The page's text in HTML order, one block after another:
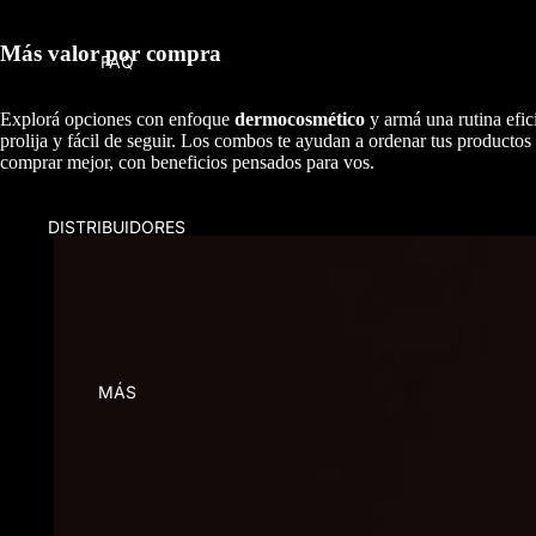
FAQ
DISTRIBUIDORES
MÁS
Más valor por compra
Explorá opciones con enfoque dermocosmético y armá una rutina
prolija y fácil de seguir. Los combos te ayudan a ordenar tus productos
comprar mejor, con beneficios pensados para vos.